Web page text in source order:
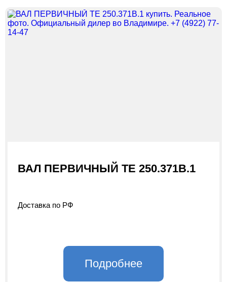
ВАЛ ПЕРВИЧНЫЙ ТЕ 250.371В.1
Доставка по РФ
Подробнее